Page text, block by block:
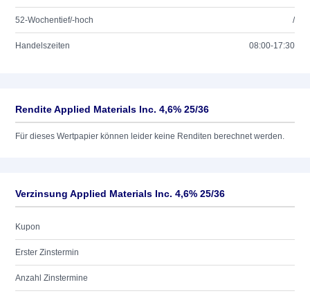
52-Wochentief/-hoch /
Handelszeiten 08:00-17:30
Rendite Applied Materials Inc. 4,6% 25/36
Für dieses Wertpapier können leider keine Renditen berechnet werden.
Verzinsung Applied Materials Inc. 4,6% 25/36
Kupon
Erster Zinstermin
Anzahl Zinstermine